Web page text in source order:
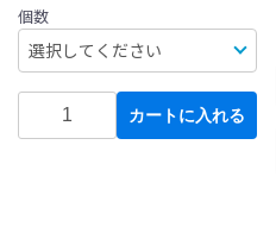
個数
カートに入れる